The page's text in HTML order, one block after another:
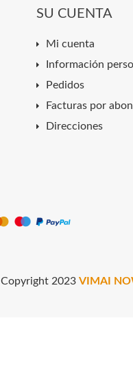
SU CUENTA
Mi cuenta
Información
Pedidos
Facturas por
Direcciones
Copyright 2023 VIMAI